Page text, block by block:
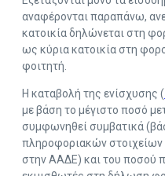
αναφέρονται παραπάνω,
κατοικία δηλώνεται στη
ως κύρια κατοικία στη
φοιτητή.
Η καταβολή της ενίσχυσης (
με βάση το μέγιστο ποσό
συμφωνηθεί συμβατικά
πληροφοριακών
στην ΑΑΔΕ) και του ποσού